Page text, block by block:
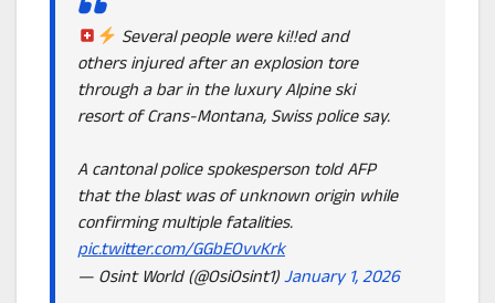
Several people were ki!!ed and
others injured after an explosion tore
through a bar in the luxury Alpine ski
resort of Crans-Montana, Swiss police say.
A cantonal police spokesperson told AFP
that the blast was of unknown origin while
confirming multiple fatalities.
pic.twitter.com/GGbEOvvKrk
— Osint World (@OsiOsint1)January 1, 2026